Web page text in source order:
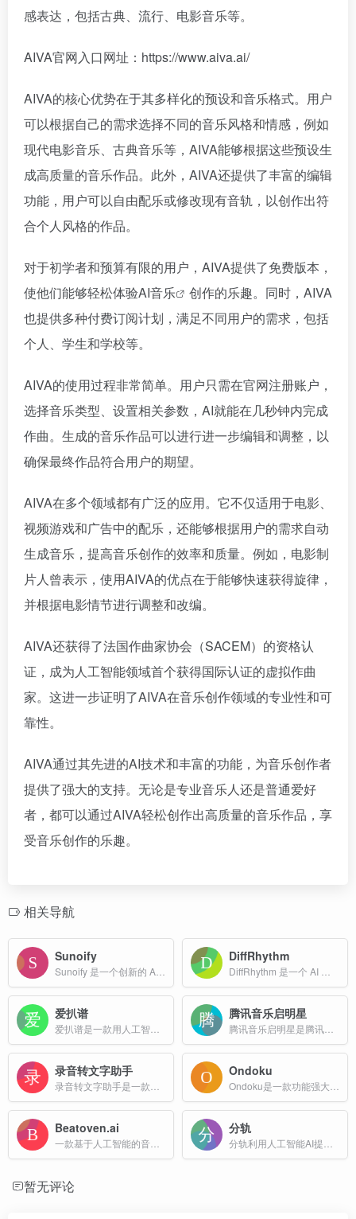
感表达，包括古典、流行、电影音乐等。
AIVA官网入口网址：https://www.aiva.ai/
AIVA的核心优势在于其多样化的预设和音乐格式。用户
可以根据自己的需求选择不同的音乐风格和情感，例如
现代电影音乐、古典音乐等，AIVA能够根据这些预设生
成高质量的音乐作品。此外，AIVA还提供了丰富的编辑
功能，用户可以自由配乐或修改现有音轨，以创作出符
合个人风格的作品。
对于初学者和预算有限的用户，AIVA提供了免费版本，
使他们能够轻松体验AI音乐
创作的乐趣。同时，AIVA
也提供多种付费订阅计划，满足不同用户的需求，包括
个人、学生和学校等。
AIVA的使用过程非常简单。用户只需在官网注册账户，
选择音乐类型、设置相关参数，AI就能在几秒钟内完成
作曲。生成的音乐作品可以进行进一步编辑和调整，以
确保最终作品符合用户的期望。
AIVA在多个领域都有广泛的应用。它不仅适用于电影、
视频游戏和广告中的配乐，还能够根据用户的需求自动
生成音乐，提高音乐创作的效率和质量。例如，电影制
片人曾表示，使用AIVA的优点在于能够快速获得旋律，
并根据电影情节进行调整和改编。
AIVA还获得了法国作曲家协会（SACEM）的资格认
证，成为人工智能领域首个获得国际认证的虚拟作曲
家。这进一步证明了AIVA在音乐创作领域的专业性和可
靠性。
AIVA通过其先进的AI技术和丰富的功能，为音乐创作者
提供了强大的支持。无论是专业音乐人还是普通爱好
者，都可以通过AIVA轻松创作出高质量的音乐作品，享
受音乐创作的乐趣。
相关导航
Sunoify DiffRhythm
爱扒谱 腾讯音乐启明星
录音转文字助手 Ondoku
Beatoven.ai 分轨
暂无评论